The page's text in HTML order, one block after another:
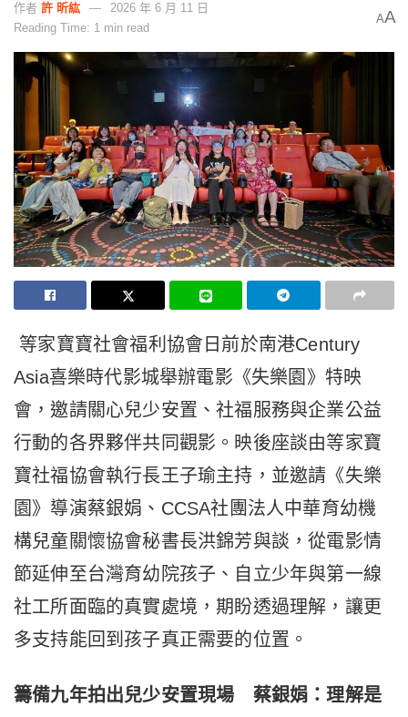
作者 許 昕紘
2026 年 6 月 11 日
Reading Time: 1 min read
AA
等家寶寶社會福利協會日前於南港Century
Asia喜樂時代影城舉辦電影《失樂園》特映
會，邀請關心兒少安置、社福服務與企業公益
行動的各界夥伴共同觀影。映後座談由等家寶
寶社福協會執行長王子瑜主持，並邀請《失樂
園》導演蔡銀娟、CCSA社團法人中華育幼機
構兒童關懷協會秘書長洪錦芳與談，從電影情
節延伸至台灣育幼院孩子、自立少年與第一線
社工所面臨的真實處境，期盼透過理解，讓更
多支持能回到孩子真正需要的位置。
籌備九年拍出兒少安置現場 蔡銀娟：理解是